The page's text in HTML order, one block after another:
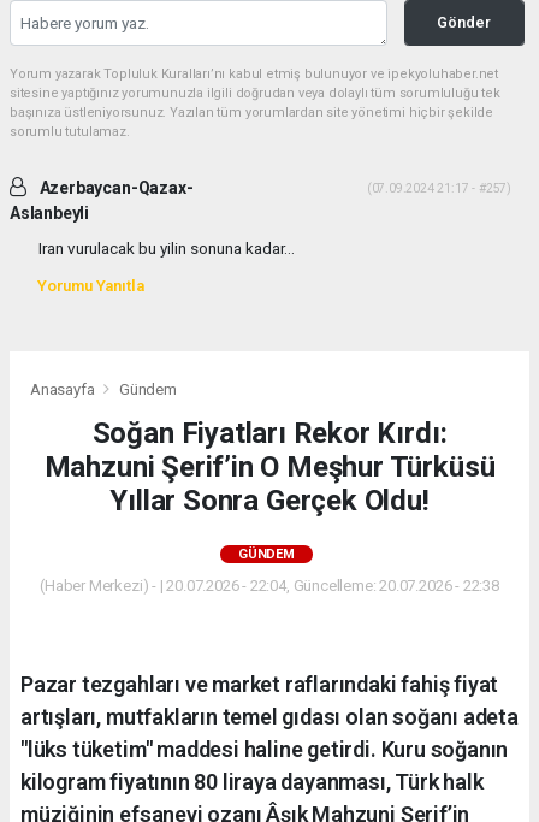
Gönder
Yorum yazarak Topluluk Kuralları’nı kabul etmiş bulunuyor ve ipekyoluhaber.net
sitesine yaptığınız yorumunuzla ilgili doğrudan veya dolaylı tüm sorumluluğu tek
başınıza üstleniyorsunuz. Yazılan tüm yorumlardan site yönetimi hiçbir şekilde
sorumlu tutulamaz.
Azerbaycan-Qazax-
Aslanbeyli
(07.09.2024 21:17 - #257)
Iran vurulacak bu yilin sonuna kadar...
Yorumu Yanıtla
Anasayfa Gündem
Soğan Fiyatları Rekor Kırdı:
Mahzuni Şerif’in O Meşhur Türküsü
Yıllar Sonra Gerçek Oldu!
GÜNDEM
(Haber Merkezi) - | 20.07.2026 - 22:04, Güncelleme: 20.07.2026 - 22:38
Pazar tezgahları ve market raflarındaki fahiş fiyat
artışları, mutfakların temel gıdası olan soğanı adeta
"lüks tüketim" maddesi haline getirdi. Kuru soğanın
kilogram fiyatının 80 liraya dayanması, Türk halk
müziğinin efsanevi ozanı Âşık Mahzuni Şerif’in